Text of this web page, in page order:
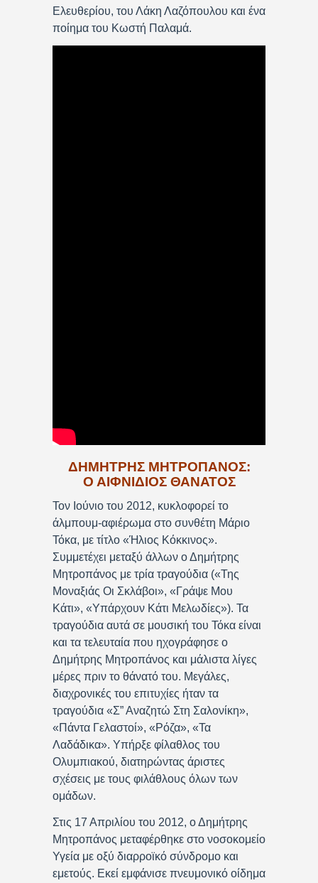
Ελευθερίου, του Λάκη Λαζόπουλου και ένα
ποίημα του Κωστή Παλαμά.
ΔΗΜΗΤΡΗΣ ΜΗΤΡΟΠΑΝΟΣ:
Ο ΑΙΦΝΙΔΙΟΣ ΘΑΝΑΤΟΣ
Τον Ιούνιο του 2012, κυκλοφορεί το
άλμπουμ-αφιέρωμα στο συνθέτη Μάριο
Τόκα, με τίτλο «Ήλιος Κόκκινος».
Συμμετέχει μεταξύ άλλων ο Δημήτρης
Μητροπάνος με τρία τραγούδια («Της
Μοναξιάς Οι Σκλάβοι», «Γράψε Μου
Κάτι», «Υπάρχουν Κάτι Μελωδίες»). Τα
τραγούδια αυτά σε μουσική του Τόκα είναι
και τα τελευταία που ηχογράφησε ο
Δημήτρης Μητροπάνος και μάλιστα λίγες
μέρες πριν το θάνατό του. Μεγάλες,
διαχρονικές του επιτυχίες ήταν τα
τραγούδια «Σ” Αναζητώ Στη Σαλονίκη»,
«Πάντα Γελαστοί», «Ρόζα», «Τα
Λαδάδικα». Υπήρξε φίλαθλος του
Ολυμπιακού, διατηρώντας άριστες
σχέσεις με τους φιλάθλους όλων των
ομάδων.
Στις 17 Απριλίου του 2012, ο Δημήτρης
Μητροπάνος μεταφέρθηκε στο νοσοκομείο
Υγεία με οξύ διαρροϊκό σύνδρομο και
εμετούς. Εκεί εμφάνισε πνευμονικό οίδημα